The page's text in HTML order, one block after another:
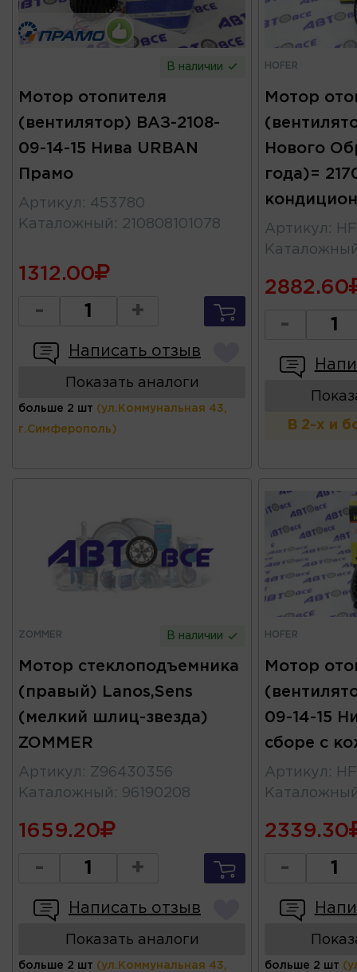
В наличии
Мотор отопителя
(вентилятор) ВАЗ-2108-
09-14-15 Нива URBAN
Прамо
Артикул : 453780
Каталожный : 210808101078
1312.00
- +
Написать отзыв
Показать аналоги
больше 2 шт (ул.Коммунальная 43,
г.Симферополь)
HOFER
Мотор
Нового
года)=
Артикул :
2882.60
-
В 2-х и
ZOMMER В наличии
Мотор стеклоподъемника
(правый) Lanos,Sens
(мелкий шлиц-звезда)
ZOMMER
Артикул : Z96430356
Каталожный : 96190208
1659.20
- +
Написать отзыв
Показать аналоги
больше 2 шт (ул.Коммунальная 43,
HOFER
Мотор
09-14-15
сборе с
Артикул :
2339.30
-
больше 2 шт